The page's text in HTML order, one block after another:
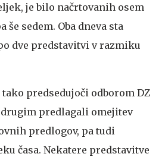
je bilo načrtovanih osem
še sedem. Oba dneva sta
dve predstavitvi v razmiku
predsedujoči odborom DZ
drugim predlagali omejitev
predlogov, pa tudi
časa. Nekatere predstavitve